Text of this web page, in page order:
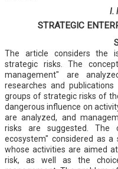
I.
STRATEGIC
The article considers the
strategic risks. The
management" are
researches and
groups of strategic risks of
dangerous influence on
are analyzed, and
risks are suggested. The
ecosystem" considered as
whose activities are aimed
risk, as well as the